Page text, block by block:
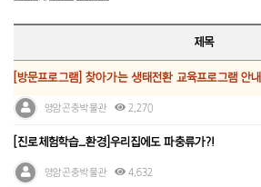
제목
[방문프로그램] 찾아가는 생태전환 교육프로그램 안내
영암곤충박물관 2,270
[진로체험학습_환경]우리집에도 파충류가?!
영암곤충박물관 4,632